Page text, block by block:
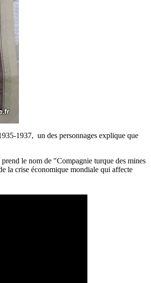
1937, un des personnages explique que
le nom de "Compagnie turque des mines
la crise économique mondiale qui affecte